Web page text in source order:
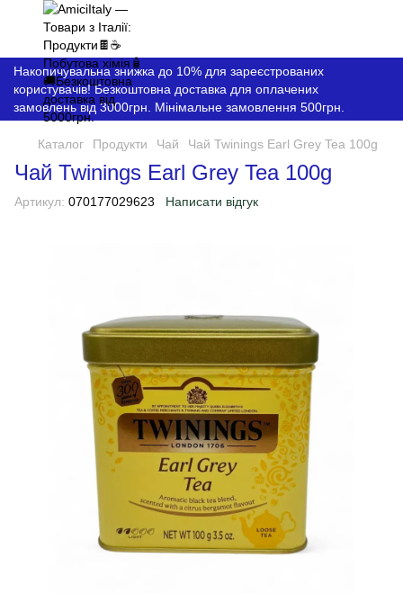
Накопичувальна знижка до 10% для зареєстрованих
користувачів! Безкоштовна доставка для оплачених
замовлень від 3000грн. Мінімальне замовлення 500грн.
Каталог Продукти Чай Чай Twinings Earl Grey Tea 100g
Чай Twinings Earl Grey Tea 100g
Артикул: 070177029623 Написати відгук